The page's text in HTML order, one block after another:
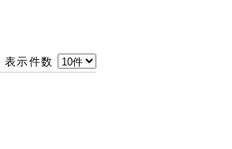
表示件数